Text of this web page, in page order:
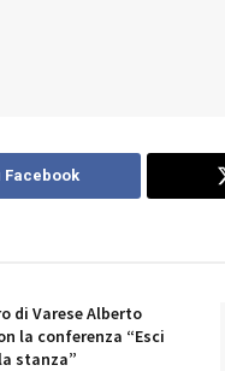
Facebook
di Varese Alberto
la conferenza “Esci
stanza”